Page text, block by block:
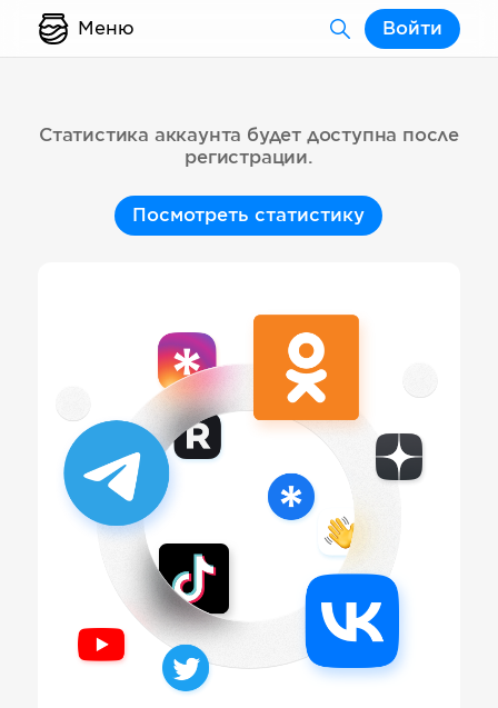
Меню Войти
Статистика аккаунта будет доступна после
регистрации.
Посмотреть статистику